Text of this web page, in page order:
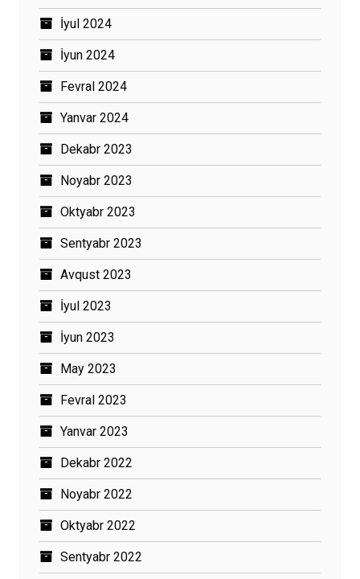
İyul 2024
İyun 2024
Fevral 2024
Yanvar 2024
Dekabr 2023
Noyabr 2023
Oktyabr 2023
Sentyabr 2023
Avqust 2023
İyul 2023
İyun 2023
May 2023
Fevral 2023
Yanvar 2023
Dekabr 2022
Noyabr 2022
Oktyabr 2022
Sentyabr 2022